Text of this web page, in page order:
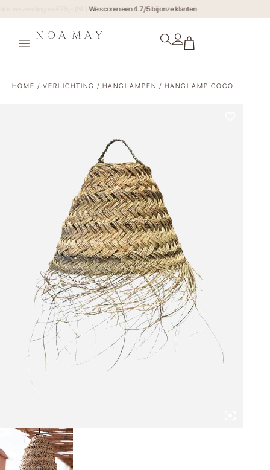
Gratis verzending va €75,- (NL)
HOME / VERLICHTING / HANGLAMPEN / HANGLAMP COCO